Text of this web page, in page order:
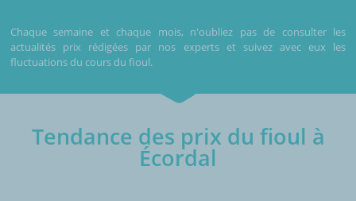
Chaque semaine et chaque mois, n'oubliez pas de consulter les
actualités prix rédigées par nos experts et suivez avec eux les
fluctuations du cours du fioul.
Tendance des prix du fioul à
Écordal